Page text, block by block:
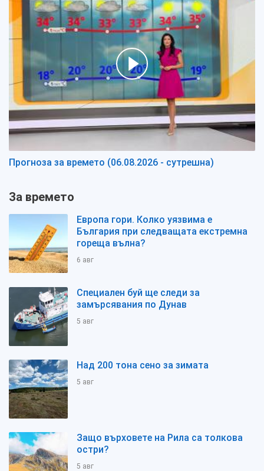
Прогноза за времето (06.08.2026 - сутрешна)
За времето
Европа гори. Колко уязвима е
България при следващата екстремна
гореща вълна?
6 авг
Специален буй ще следи за
замърсявания по Дунав
5 авг
Над 200 тона сено за зимата
5 авг
Защо върховете на Рила са толкова
остри?
5 авг